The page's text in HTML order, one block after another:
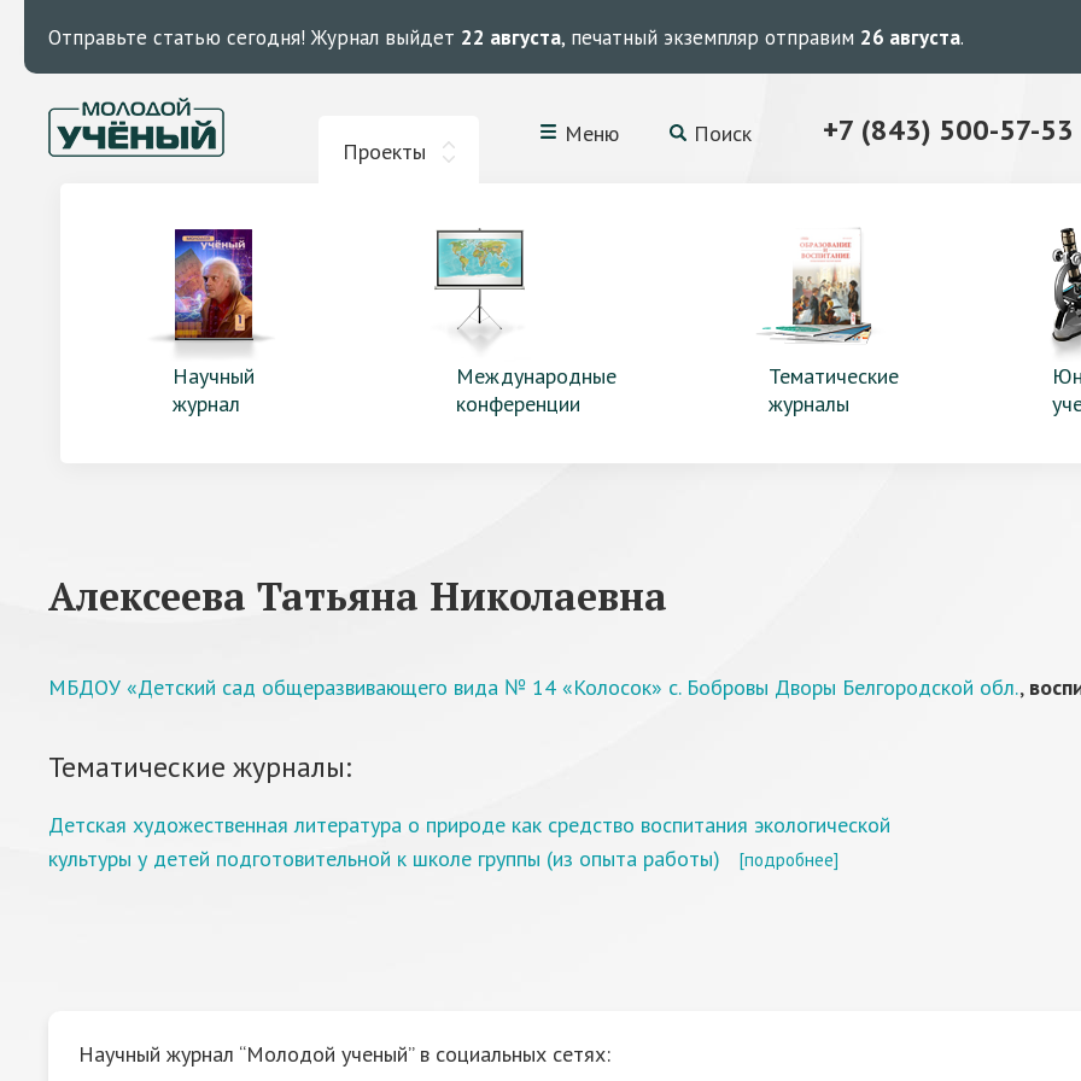
Отправьте статью сегодня! Журнал выйдет 22 августа, печатный экземпляр отправим 26 августа.
Проекты
Меню Поиск +7 (843) 500-57-53
Научный
журнал
Международные
конференции
Тематические
журналы
Алексеева Татьяна Николаевна
МБДОУ «Детский сад общеразвивающего вида № 14 «Колосок» с. Бобровы Дворы Белгородской обл.,
Тематические журналы:
Детская художественная литература о природе как средство воспитания экологической
культуры у детей подготовительной к школе группы (из опыта работы)
[подробнее]
Научный журнал “Молодой ученый” в социальных сетях: